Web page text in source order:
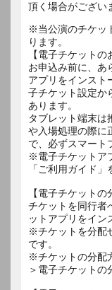
※当公演のチケッ
ります。
【電子チケットの
お申込み前に、あ
アプリをインスト
子チケット設定か
あります。
タブレット端末は
や入場処理の際に
で、必ずスマート
※電子チケットア
「ご利用ガイド」
【電子チケットの
チケットを同行者
ットアプリをイン
※チケットを分配
です。
※チケットの分配
＞電子チケットの